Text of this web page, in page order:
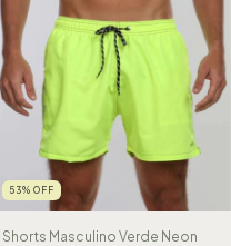
53% OFF
Shorts Masculino Verde Neon